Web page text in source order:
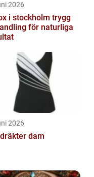
2026
i stockholm trygg
för naturliga
2026
dam